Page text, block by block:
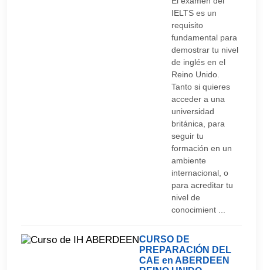
IELTS es un
requisito
fundamental para
demostrar tu nivel
de inglés en el
Reino Unido.
Tanto si quieres
acceder a una
universidad
británica, para
seguir tu
formación en un
ambiente
internacional, o
para acreditar tu
nivel de
conocimient ...
CURSO DE
PREPARACIÓN DEL
CAE en ABERDEEN